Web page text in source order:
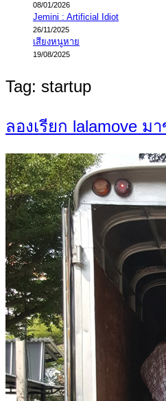
08/01/2026
Jemini : Artificial Idiot
26/11/2025
เสียงหนูหาย
19/08/2025
Tag: startup
ลองเรียก lalamove ม